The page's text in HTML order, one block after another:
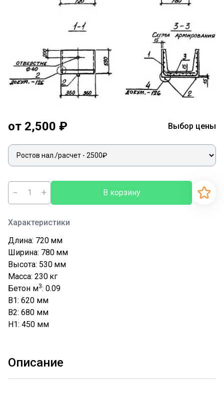
от 2,500 ₽ Выбор цены
− + В корзину
Характеристики
Длина: 720 мм
Ширина: 780 мм
Высота: 530 мм
Масса: 230 кг
Бетон м3: 0.09
B1: 620 мм
B2: 680 мм
H1: 450 мм
Описание